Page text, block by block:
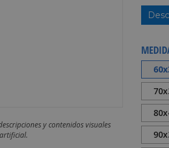
y contenidos visuales